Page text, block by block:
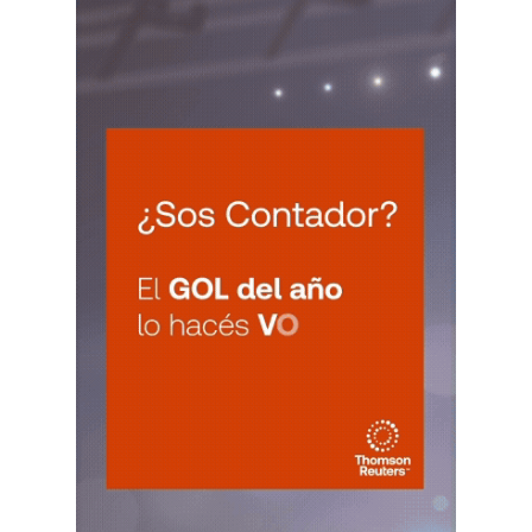
7
7
LA RIOJA
Agentes Percepcion La Rioja
CUIT 5-6-7-8-9-…